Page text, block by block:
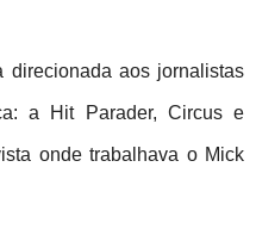
direcionada aos jornalistas
a Hit Parader, Circus e
onde trabalhava o Mick